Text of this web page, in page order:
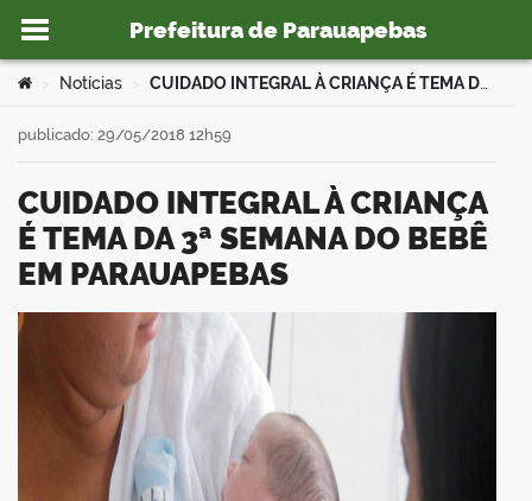
Ir para o conteúdo
Prefeitura de Parauapebas
portal
Você está aqui:
Notícias CUIDADO INTEGRAL À CRIANÇA É TEMA DA 3ª SEMANA DO BEBÊ EM PARAUAPEBAS
CUIDADO INTEGRAL À CRIANÇA
É TEMA DA 3ª SEMANA DO BEBÊ
EM PARAUAPEBAS
publicado: 29/05/2018 12h59